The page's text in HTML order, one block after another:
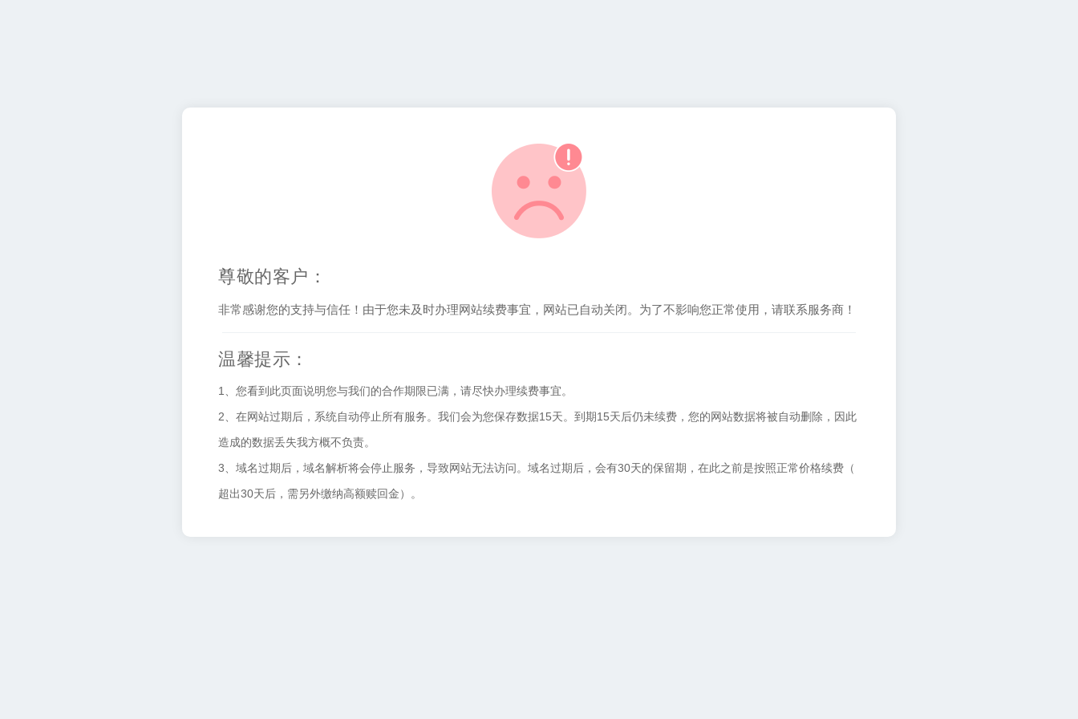
尊敬的客户：
非常感谢您的支持与信任！由于您未及时办理网站续费事宜，网站已自动关闭。为了不影响您正常使用，请联系服务商！
温馨提示：
1、您看到此页面说明您与我们的合作期限已满，请尽快办理续费事宜。
2、在网站过期后，系统自动停止所有服务。我们会为您保存数据15天。到期15天后仍未续费，您的网站数据将被自动删除，因此
造成的数据丢失我方概不负责。
3、域名过期后，域名解析将会停止服务，导致网站无法访问。域名过期后，会有30天的保留期，在此之前是按照正常价格续费（
超出30天后，需另外缴纳高额赎回金）。